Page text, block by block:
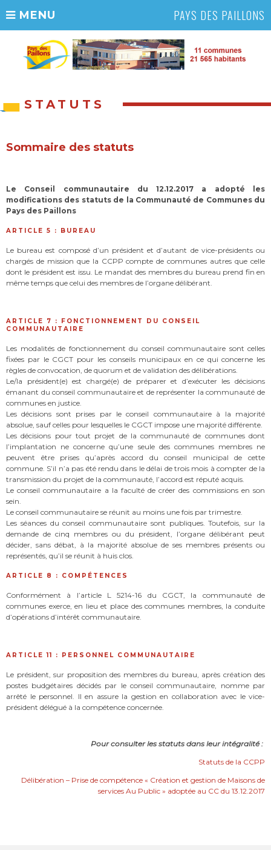
MENU PAYS DES PAILLONS
STATUTS
Sommaire des statuts
Le Conseil communautaire du 12.12.2017 a adopté les
modifications des statuts de la Communauté de Communes du
Pays des Paillons
ARTICLE 5 : BUREAU
Le bureau est composé d’un président et d’autant de vice-présidents ou
chargés de mission que la CCPP compte de communes autres que celle
dont le président est issu. Le mandat des membres du bureau prend fin en
même temps que celui des membres de l’organe délibérant.
ARTICLE 7 : FONCTIONNEMENT DU CONSEIL
COMMUNAUTAIRE
Les modalités de fonctionnement du conseil communautaire sont celles
fixées par le CGCT pour les conseils municipaux en ce qui concerne les
règles de convocation, de quorum et de validation des délibérations.
Le/la président(e) est chargé(e) de préparer et d’exécuter les décisions
émanant du conseil communautaire et de représenter la communauté de
communes en justice.
Les décisions sont prises par le conseil communautaire à la majorité
absolue, sauf celles pour lesquelles le CGCT impose une majorité différente.
Les décisions pour tout projet de la communauté de communes dont
l’implantation ne concerne qu’une seule des communes membres ne
peuvent être prises qu’après accord du conseil municipal de cette
commune. S’il n’a pas été rendu dans le délai de trois mois à compter de la
transmission du projet de la communauté, l’accord est réputé acquis.
Le conseil communautaire a la faculté de créer des commissions en son
sein.
Le conseil communautaire se réunit au moins une fois par trimestre.
Les séances du conseil communautaire sont publiques. Toutefois, sur la
demande de cinq membres ou du président, l’organe délibérant peut
décider, sans débat, à la majorité absolue de ses membres présents ou
représentés, qu’il se réunit à huis clos.
ARTICLE 8 : COMPÉTENCES
Conformément à l’article L 5214-16 du CGCT, la communauté de
communes exerce, en lieu et place des communes membres, la conduite
d’opérations d’intérêt communautaire.
ARTICLE 11 : PERSONNEL COMMUNAUTAIRE
Le président, sur proposition des membres du bureau, après création des
postes budgétaires décidés par le conseil communautaire, nomme par
arrêté le personnel. Il en assure la gestion en collaboration avec le vice-
président délégué à la compétence concernée.
Pour consulter les statuts dans leur intégralité :
Statuts de la CCPP
Délibération – Prise de compétence « Création et gestion de Maisons de
services Au Public » adoptée au CC du 13.12.2017